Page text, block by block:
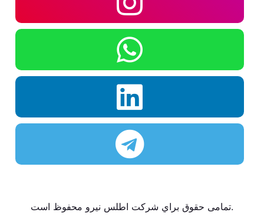
تمامی حقوق براي شركت اطلس نيرو محفوظ است.